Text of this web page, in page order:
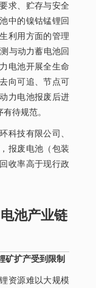
求、贮存与安全
中的镍钴锰锂回
利用方面的管理
与动力蓄电池回
电池开展全生命
向可追、节点可
力电池报废后进
待规范。
科技有限公司、
报废电池（包装
收率高于现行政
池产业链
矿扩产受到限制
资源难以大规模